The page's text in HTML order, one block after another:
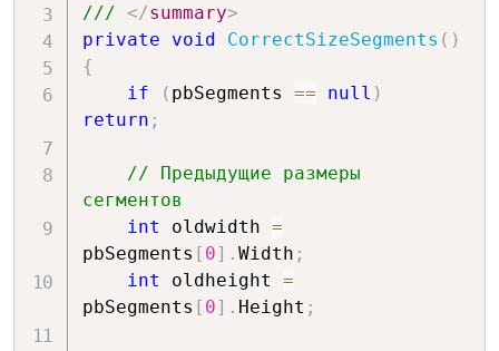
/// </summary>
private
void CorrectSizeSegments ( )
{
if
( pbSegments == null )
return ;
// Предыдущие размеры
сегментов
int oldwidth =
pbSegments [ 0] . Width ;
int oldheight =
pbSegments [ 0] . Height ;